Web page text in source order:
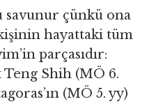
savunur çünkü ona
hayattaki tüm
parçasıdır:
Shih (MÖ 6.
(MÖ 5. yy)